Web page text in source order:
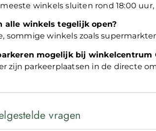
winkels sluiten rond 18:00
alle winkels tegelijk open?
sommige winkels zoals
mogelijk bij winkelcentrum
zijn parkeerplaatsen in de directe
vragen